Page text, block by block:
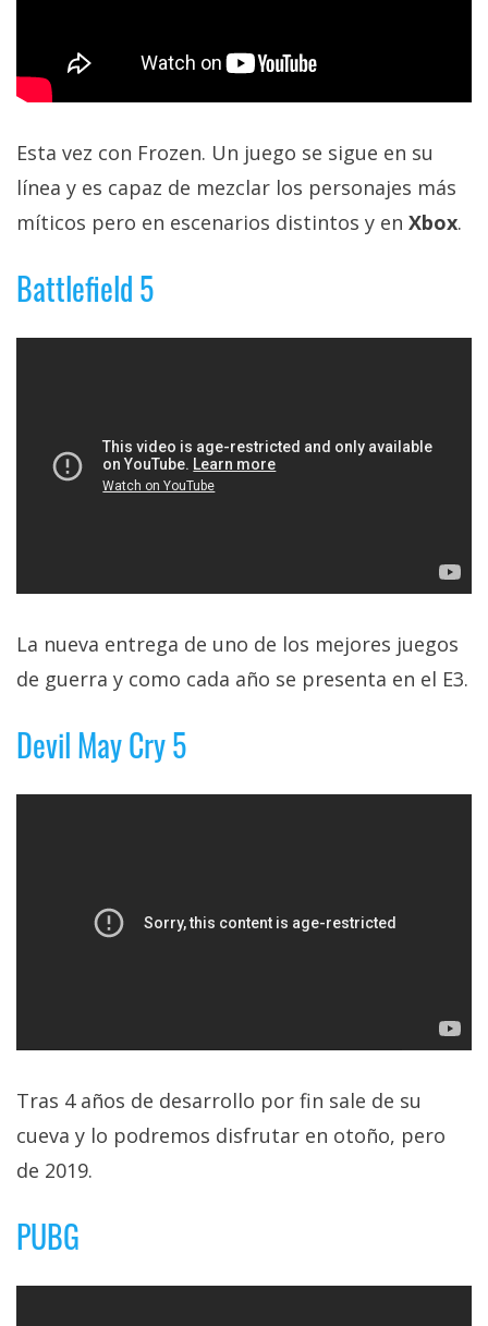
Esta vez con Frozen. Un juego se sigue en su
línea y es capaz de mezclar los personajes más
míticos pero en escenarios distintos y en Xbox.
Battlefield 5
La nueva entrega de uno de los mejores juegos
de guerra y como cada año se presenta en el E3.
Devil May Cry 5
Tras 4 años de desarrollo por fin sale de su
cueva y lo podremos disfrutar en otoño, pero
de 2019.
PUBG